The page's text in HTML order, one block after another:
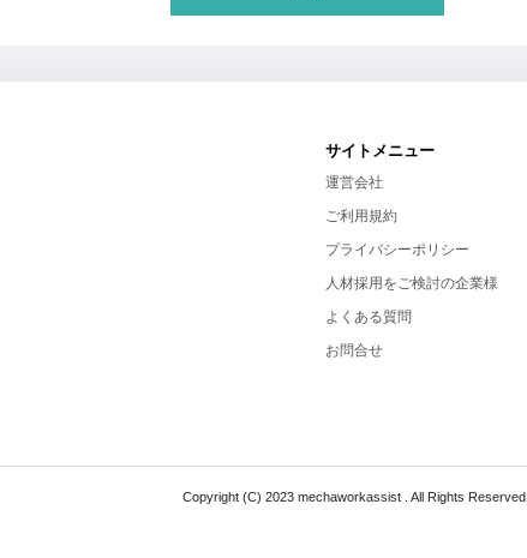
サイトメニュー
運営会社
ご利用規約
プライバシーポリシー
人材採用をご検討の企業様
よくある質問
お問合せ
Copyright (C) 2023 mechaworkassist . All Rights Reserved.